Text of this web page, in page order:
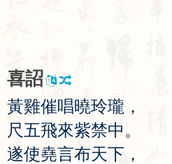
喜詔
黃雞催唱曉玲瓏 ，
尺五飛來紫禁中。
遂使堯言布天下 ，